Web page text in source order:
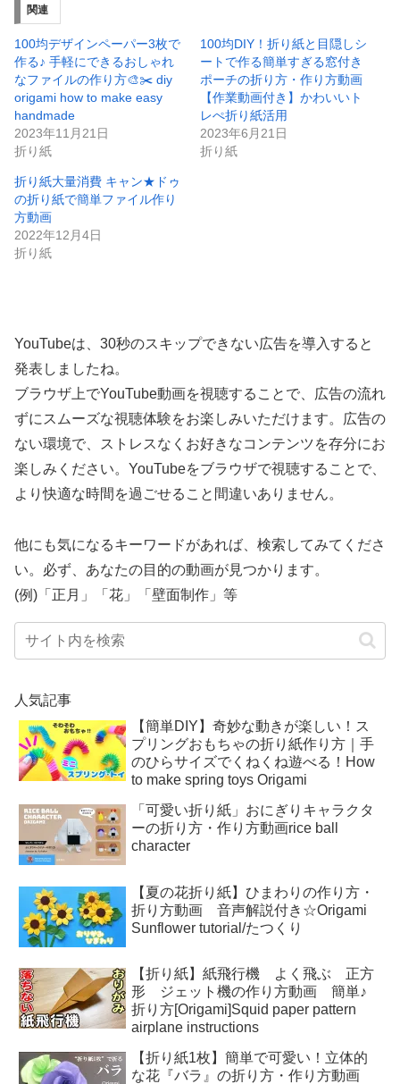
関連
100均デザインペーパー3枚で
作る♪ 手軽にできるおしゃれ
なファイルの作り方🎨✂️ diy
origami how to make easy
handmade
2023年11月21日
折り紙
100均DIY！折り紙と目隠しシ
ートで作る簡単すぎる窓付き
ポーチの折り方・作り方動画
【作業動画付き】かわいいト
レぺ折り紙活用
2023年6月21日
折り紙
折り紙大量消費 キャン★ドゥ
の折り紙で簡単ファイル作り
方動画
2022年12月4日
折り紙
YouTubeは、30秒のスキップできない広告を導入すると
発表しましたね。
ブラウザ上でYouTube動画を視聴することで、広告の流れ
ずにスムーズな視聴体験をお楽しみいただけます。広告の
ない環境で、ストレスなくお好きなコンテンツを存分にお
楽しみください。YouTubeをブラウザで視聴することで、
より快適な時間を過ごせること間違いありません。
他にも気になるキーワードがあれば、検索してみてくださ
い。必ず、あなたの目的の動画が見つかります。
(例)「正月」「花」「壁面制作」等
人気記事
【簡単DIY】奇妙な動きが楽しい！ス
プリングおもちゃの折り紙作り方｜手
のひらサイズでくねくね遊べる！How
to make spring toys Origami
「可愛い折り紙」おにぎりキャラクタ
ーの折り方・作り方動画rice ball
character
【夏の花折り紙】ひまわりの作り方・
折り方動画 音声解説付き☆Origami
Sunflower tutorial/たつくり
【折り紙】紙飛行機 よく飛ぶ 正方
形 ジェット機の作り方動画 簡単♪
折り方[Origami]Squid paper pattern
airplane instructions
【折り紙1枚】簡単で可愛い！立体的
な花『バラ』の折り方・作り方動画